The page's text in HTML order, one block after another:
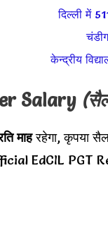
दिल्ली में
केन्द्रीय
Salary
माहरहेगा, कृपया
EdCIL